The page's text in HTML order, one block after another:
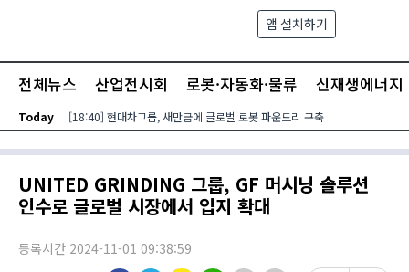
앱 설치하기
전체뉴스 산업전시회 로봇·자동화·물류 신재생에너지
Today [18:40] 현대차그룹, 새만금에 글로벌 로봇 파운드리 구축
UNITED GRINDING 그룹, GF 머시닝 솔루션
인수로 글로벌 시장에서 입지 확대
등록시간 2024-11-01 09:38:59